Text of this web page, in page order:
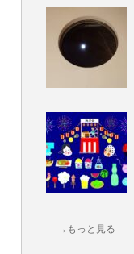
→もっと見る